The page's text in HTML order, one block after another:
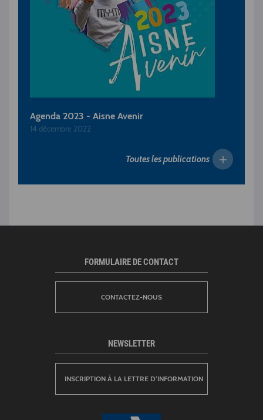
Agenda 2023 - Aisne Avenir
14 décembre 2022
Toutes les publications
FORMULAIRE DE CONTACT
CONTACTEZ-NOUS
NEWSLETTER
INSCRIPTION À LA LETTRE D’INFORMATION